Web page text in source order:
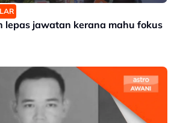
lepas jawatan kerana mahu fokus